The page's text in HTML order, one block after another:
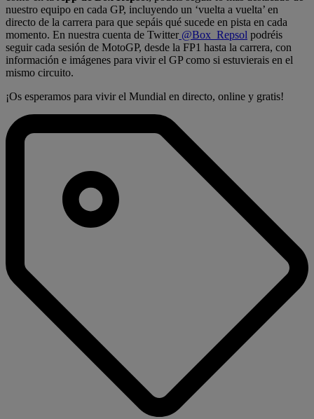
nuestro equipo en cada GP, incluyendo un ‘vuelta a vuelta’ en
directo de la carrera para que sepáis qué sucede en pista en cada
momento. En nuestra cuenta de Twitter@Box_Repsol podréis
seguir cada sesión de MotoGP, desde la FP1 hasta la carrera, con
información e imágenes para vivir el GP como si estuvierais en el
mismo circuito.
¡Os esperamos para vivir el Mundial en directo, online y gratis!